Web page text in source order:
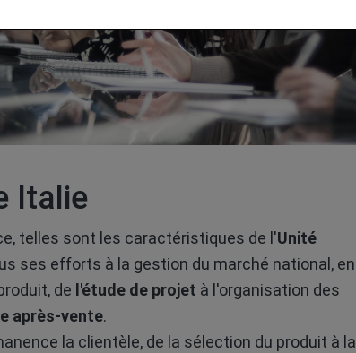
Italie
telles sont les caractéristiques de l'Unité
ses efforts à la gestion du marché national, en
de l'étude de projet à l'organisation des
après-vente.
la clientèle, de la sélection du produit à la